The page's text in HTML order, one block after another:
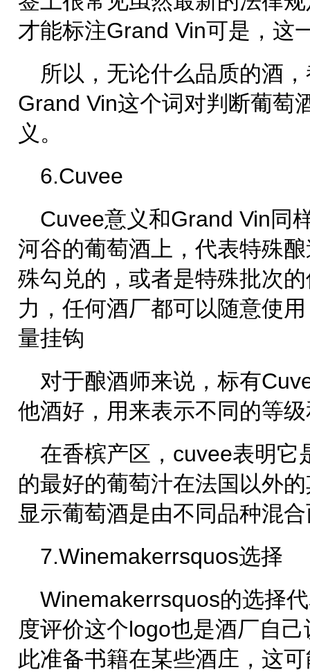
才能标注Grand Vin可是，这
所以，无论什么品质的酒
Grand Vin这个词对判断葡萄
义。
6.Cuvee
Cuvee意义和Grand Vin同
河谷的葡萄酒上，代表特殊
殊勾兑的，或者是特殊批次
力，任何酒厂都可以随意使
量挂钩
对于酿酒师来说，标有
他酒好，用来表示不同的等
在香槟产区，cuvee表明它
的最好的葡萄汁在法国以外
显示葡萄酒是由不同品种混
7.Winemakerrsquos选择
Winemakerrsquos的选择
度评价这个logo也是酒厂自
此准备书籍在某些酒庄，这